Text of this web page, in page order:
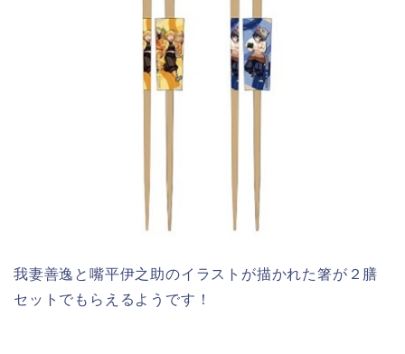
我妻善逸と嘴平伊之助のイラストが描かれた箸が２膳
セットでもらえるようです！